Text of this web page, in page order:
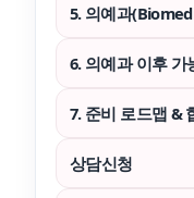
5. 의예과
6. 의예과 이후 가
7. 준비 로드맵 &
상담신청